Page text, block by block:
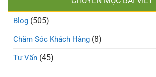
Blog (505)
Chăm Sóc Khách Hàng (8)
Tư Vấn (45)